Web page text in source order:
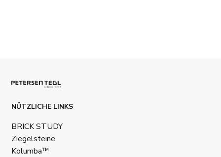
NÜTZLICHE LINKS
BRICK STUDY
Ziegelsteine
Kolumba™